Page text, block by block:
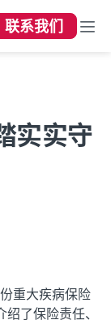
联系我们
实实守
重大疾病保险
了保险责任、